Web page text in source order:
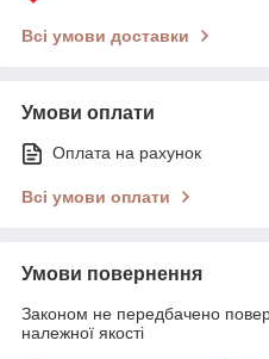
Всі умови доставки
Умови оплати
Оплата на рахунок
Всі умови оплати
Умови повернення
Законом не передбачено
належної якості